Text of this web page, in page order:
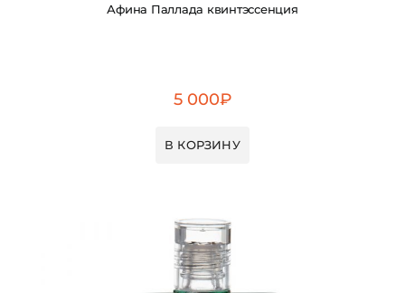
Афина Паллада квинтэссенция
5 000₽
В КОРЗИНУ